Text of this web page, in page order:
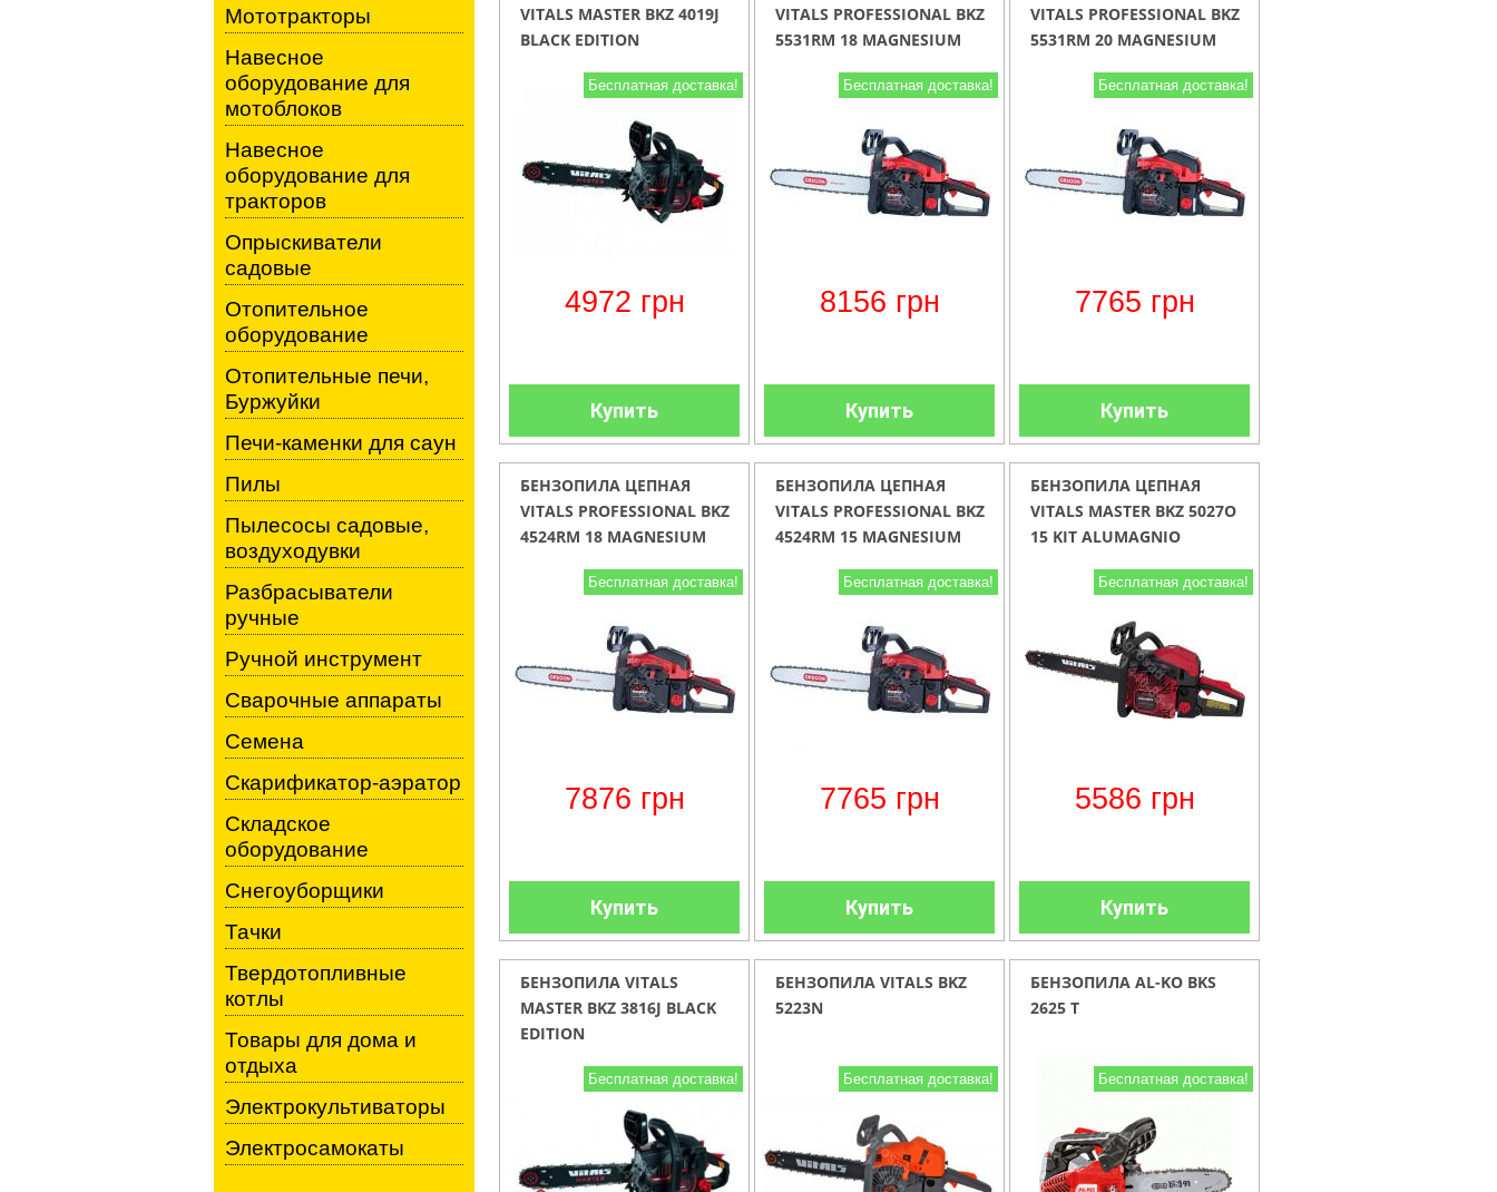
VITALS MASTER BKZ 4019J
BLACK EDITION
Бесплатная доставка!
4972 грн
Купить
VITALS PROFESSIONAL BKZ
5531RM 18 MAGNESIUM
Бесплатная доставка!
8156 грн
Купить
VITALS PROFESSIONAL BKZ
5531RM 20 MAGNESIUM
Бесплатная доставка!
7765 грн
Купить
БЕНЗОПИЛА ЦЕПНАЯ
VITALS PROFESSIONAL BKZ
4524RM 18 MAGNESIUM
Бесплатная доставка!
7876 грн
Купить
БЕНЗОПИЛА ЦЕПНАЯ
VITALS PROFESSIONAL BKZ
4524RM 15 MAGNESIUM
Бесплатная доставка!
7765 грн
Купить
БЕНЗОПИЛА ЦЕПНАЯ
VITALS MASTER BKZ 5027O
15 KIT ALUMAGNIO
Бесплатная доставка!
5586 грн
Купить
БЕНЗОПИЛА VITALS
MASTER BKZ 3816J BLACK
EDITION
Бесплатная доставка!
БЕНЗОПИЛА VITALS BKZ
5223N
Бесплатная доставка!
БЕНЗОПИЛА AL-KO BKS
2625 T
Бесплатная доставка!
Мототракторы
Навесное
оборудование для
мотоблоков
Навесное
оборудование для
тракторов
Опрыскиватели
садовые
Отопительное
оборудование
Отопительные печи,
Буржуйки
Печи-каменки для саун
Пилы
Пылесосы садовые,
воздуходувки
Разбрасыватели
ручные
Ручной инструмент
Сварочные аппараты
Семена
Скарификатор-аэратор
Складское
оборудование
Снегоуборщики
Тачки
Твердотопливные
котлы
Товары для дома и
отдыха
Электрокультиваторы
Электросамокаты